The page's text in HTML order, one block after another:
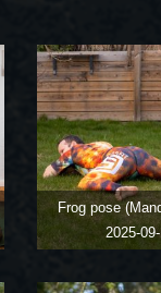
Frog pose
2025-